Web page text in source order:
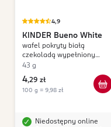
4,9
KINDER Bueno White
wafel pokryty białą
czekoladą wypełniony
delikatnym mleczno-
orzechowym nadzieniem
43 g
4,29 zł
100 g = 9,98 zł
Niedostępny online